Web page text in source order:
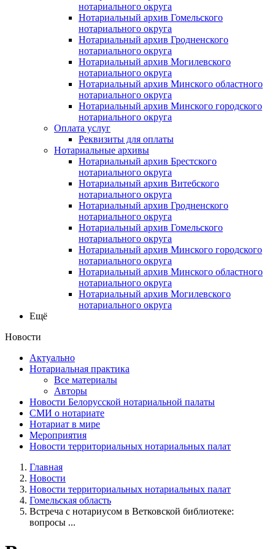
нотариального округа
Нотариальный архив Гомельского
нотариального округа
Нотариальный архив Гродненского
нотариального округа
Нотариальный архив Могилевского
нотариального округа
Нотариальный архив Минского областного
нотариального округа
Нотариальный архив Минского городского
нотариального округа
Оплата услуг
Реквизиты для оплаты
Нотариальные архивы
Нотариальный архив Брестского
нотариального округа
Нотариальный архив Витебского
нотариального округа
Нотариальный архив Гродненского
нотариального округа
Нотариальный архив Гомельского
нотариального округа
Нотариальный архив Минского городского
нотариального округа
Нотариальный архив Минского областного
нотариального округа
Нотариальный архив Могилевского
нотариального округа
Ещё
Новости
Актуально
Нотариальная практика
Все материалы
Авторы
Новости Белорусской нотариальной палаты
СМИ о нотариате
Нотариат в мире
Мероприятия
Новости территориальных нотариальных палат
Главная
Новости
Новости территориальных нотариальных палат
Гомельская область
Встреча с нотариусом в Ветковской библиотеке:
вопросы ...